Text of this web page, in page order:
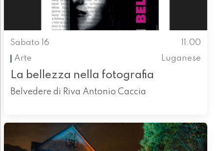
Sabato 16
11.00
Arte
Luganese
La bellezza nella fotografia
Belvedere di Riva Antonio Caccia